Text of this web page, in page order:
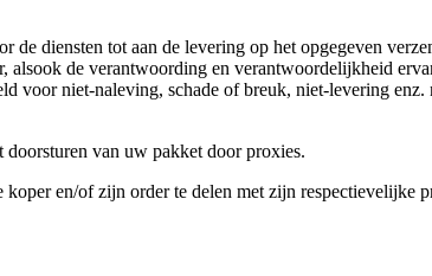
diensten tot aan de levering op het opgegeven
alsook de verantwoording en verantwoordelijkheid
voor niet-naleving, schade of breuk, niet-levering
van uw pakket door proxies.
en/of zijn order te delen met zijn respectievelijke